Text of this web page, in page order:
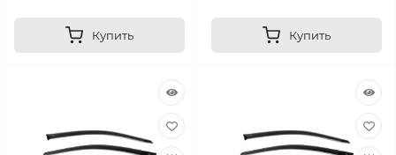
Купить Купить